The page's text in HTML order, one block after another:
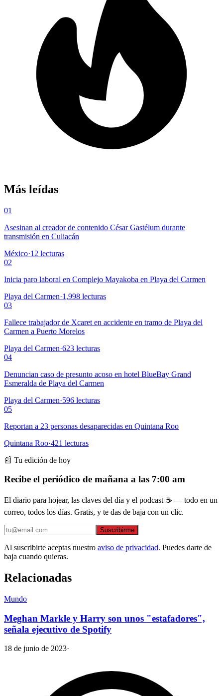
Más leídas
01
Asesinan al creador de contenido César Gastélum durante
transmisión en Culiacán
México·12 lecturas
02
Inicia paro laboral en Complejo Mayakoba en Playa del Carmen
Playa del Carmen·1,998 lecturas
03
Fallece trabajador de Xcaret en accidente en tramo de Playa del
Carmen a Puerto Morelos
Playa del Carmen·623 lecturas
04
Denuncian caso de presunto acoso en hotel BlueBay Grand
Esmeralda de Playa del Carmen
Playa del Carmen·596 lecturas
05
Reportan a 23 personas desaparecidas en Quintana Roo
Quintana Roo·421 lecturas
📰 Tu edición de hoy
Recibe el periódico de mañana a las 7:00 am
El diario para hojear, las claves del día y el podcast ☕ — todo en un
correo, todos los días. Gratis, y te das de baja con un clic.
Suscribirme
Al suscribirte aceptas nuestro aviso de privacidad. Puedes darte de
baja cuando quieras.
Relacionadas
Mundo
Meghan Markle y Harry son unos "estafadores",
señala ejecutivo de Spotify
18 de junio de 2023·